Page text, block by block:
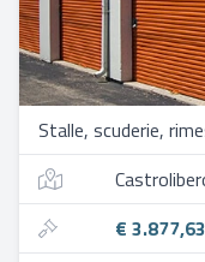
Stalle, scuderie,
€ 3.877,63